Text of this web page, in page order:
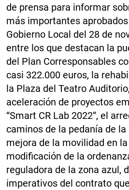
de prensa para informar
más importantes
Gobierno Local del 28 de
entre los que destacan la
del Plan Corresponsables
casi 322.000 euros, la
la Plaza del Teatro
aceleración de proyectos
“Smart CR Lab 2022”, el
caminos de la pedanía de la
mejora de la movilidad en
modificación de la
reguladora de la zona azul,
imperativos del contrato